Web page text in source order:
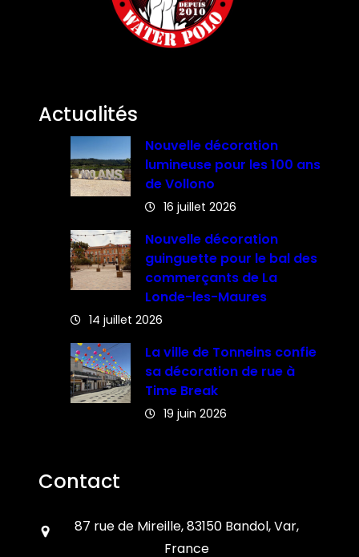
Actualités
Nouvelle décoration
lumineuse pour les 100 ans
de Vollono
16 juillet 2026
Nouvelle décoration
guinguette pour le bal des
commerçants de La
Londe-les-Maures
14 juillet 2026
La ville de Tonneins confie
sa décoration de rue à
Time Break
19 juin 2026
Contact
87 rue de Mireille, 83150 Bandol, Var,
France